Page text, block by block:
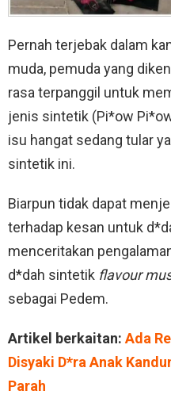
Pernah terjebak dalam
muda, pemuda yang
rasa terpanggil untuk
jenis sintetik (Pi*ow
isu hangat sedang tular
sintetik ini.
Biarpun tidak dapat
terhadap kesan untuk
menceritakan
d*dah sintetik flavour
sebagai Pedem.
Artikel berkaitan: Ada
Disyaki D*ra Anak
Parah